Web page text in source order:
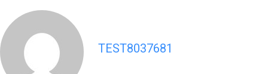
TEST8037681